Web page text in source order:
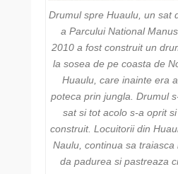
Drumul spre Huaulu, un sat
a Parcului National
2010 a fost construit un
la sosea de pe coasta de
Huaulu, care inainte era
poteca prin jungla. Drumul
sat si tot acolo s-a oprit
construit. Locuitorii din
Naulu, continua sa
da padurea si pastreaza